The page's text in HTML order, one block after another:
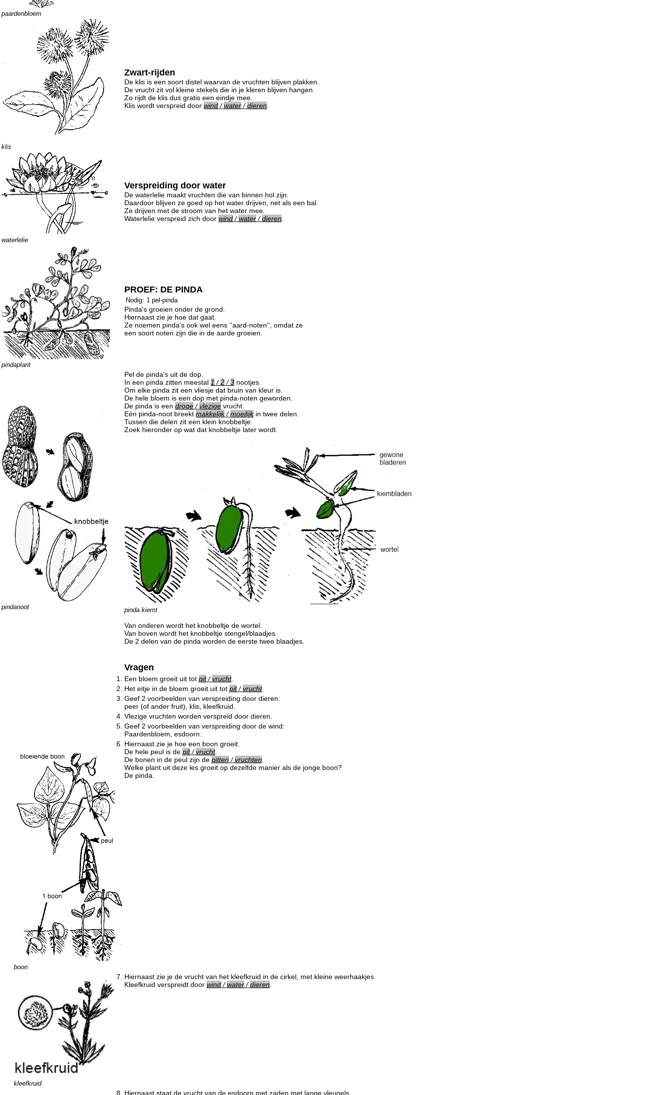
paardenbloem
klis
Zwart-rijden
De klis is een soort distel waarvan de vruchten blijven plakken.
De vrucht zit vol kleine stekels die in je kleren blijven hangen.
Zo rijdt de klis dus gratis een eindje mee.
Klis wordt verspreid door wind/water/dieren
waterlelie
Verspreiding door water
De waterlelie maakt vruchten die van binnen hol zijn.
Daardoor blijven ze goed op het water drijven, net als een bal.
Ze drijven met de stroom van het water mee.
Waterlelie verspreid zich door wind/water/dieren
pindaplant
PROEF: DE PINDA
Nodig: 1 pel-pinda
Pinda's groeien onder de grond.
Hiernaast zie je hoe dat gaat.
Ze noemen pinda's ook wel eens ''aard-noten'', omdat ze
een soort noten zijn die in de aarde groeien.
pindanoot
Pel de pinda's uit de dop.
In een pinda zitten meestal 1 /2/3 nootjes.
Om elke pinda zit een vliesje dat bruin van kleur is.
De hele bloem is een dop met pinda-noten geworden.
De pinda is een droge/vlezige vrucht.
Eén pinda-noot breekt makkelijk/moeilijkin twee delen.
Tussen die delen zit een klein knobbeltje.
Zoek hieronder op wat dat knobbeltje later wordt.
pinda kiemt
Van onderen wordt het knobbeltje de wortel.
Van boven wordt het knobbeltje stengel/blaadjes.
De 2 delen van de pinda worden de eerste twee blaadjes.
Vragen
1. Een bloem groeit uit tot pit/vrucht.
2.
Het eitje in de bloem groeit uit tot pit/vrucht.
3. Geef 2 voorbeelden van verspreiding door dieren:
peer (of ander fruit), klis, kleefkruid.
4. Vlezige vruchten worden verspreid door dieren.
5. Geef 2 voorbeelden van verspreiding door de wind:
Paardenbloem, esdoorn.
6.
boon
Hiernaast zie je hoe een boon groeit.
De hele peul is de pit/vrucht.
De bonen in de peul zijn de pitten /vruchten
Welke plant uit deze les groeit op dezelfde manier als de jonge boon?
De pinda.
7.
kleefkruid
Hiernaast zie je de vrucht van het kleefkruid in de cirkel, met kleine weerhaakjes.
Kleefkruid verspreidt door wind/water/dieren
8. Hiernaast staat de vrucht van de esdoorn met zaden met lange vleugels.